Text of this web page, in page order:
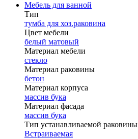
Мебель для ванной
Тип
тумба для хоз.раковина
Цвет мебели
белый матовый
Материал мебели
стекло
Материал раковины
бетон
Материал корпуса
массив бука
Материал фасада
массив бука
Тип устанавливаемой раковины
Встраиваемая